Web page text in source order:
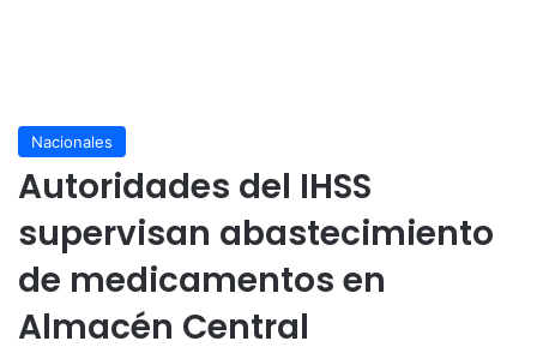
Nacionales
Autoridades del IHSS
supervisan abastecimiento
de medicamentos en
Almacén Central